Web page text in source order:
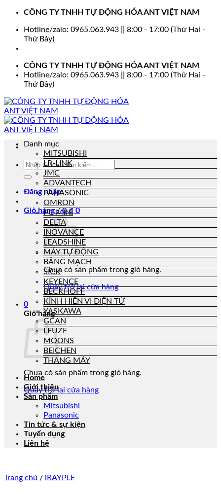
CÔNG TY TNHH TỰ ĐỘNG HÓA ANT VIỆT NAM
Hotline/zalo: 0965.063.943 || 8:00 - 17:00 (Thứ Hai -
Thứ Bảy)
CÔNG TY TNHH TỰ ĐỘNG HÓA ANT VIỆT NAM
Hotline/zalo: 0965.063.943 || 8:00 - 17:00 (Thứ Hai -
Thứ Bảy)
Tìm
kiếm:
Đăng nhập
Giỏ hàng /0₫ 0
Chưa có sản phẩm trong giỏ hàng.
Quay trở lại cửa hàng
0
Giỏ hàng
Chưa có sản phẩm trong giỏ hàng.
Quay trở lại cửa hàng
Danh mục
MITSUBISHI
LR-LINK
JMC
ADVANTECH
PANASONIC
OMRON
PC MINI
DELTA
INOVANCE
LEADSHINE
MÁY TỰ ĐỘNG
BẢNG MẠCH
SICK
KEYENCE
BECKHOFF
KÍNH HIỂN VI ĐIỆN TỬ
YASKAWA
GCAN
LEUZE
MOONS
BEICHEN
THANG MÁY
Home
Giới thiệu
Sản phẩm
Mitsubishi
Panasonic
Tin tức & sự kiện
Tuyển dụng
Liên hệ
Trang chủ / iRAYPLE